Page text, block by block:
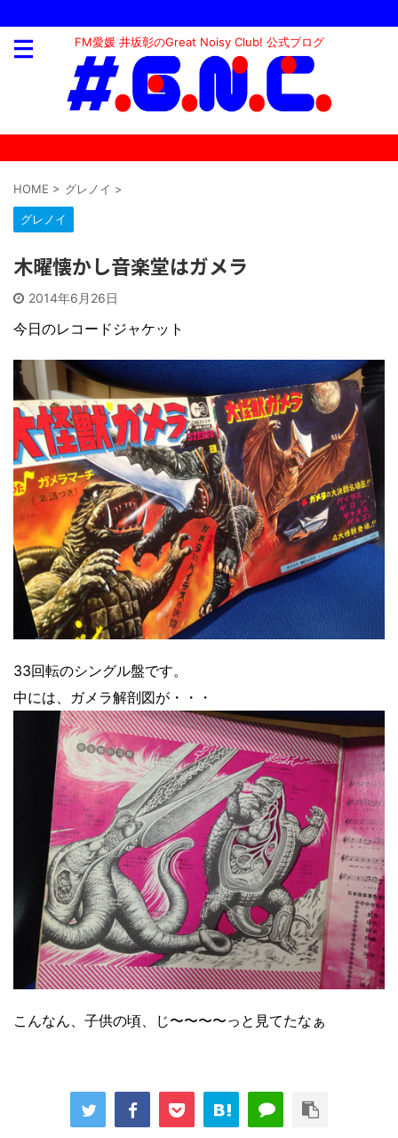
FM愛媛 井坂彰のGreat Noisy Club! 公式ブログ
HOME > グレノイ >
グレノイ
木曜懐かし音楽堂はガメラ
2014年6月26日
今日のレコードジャケット
33回転のシングル盤です。
中には、ガメラ解剖図が・・・
こんなん、子供の頃、じ〜〜〜〜っと見てたなぁ